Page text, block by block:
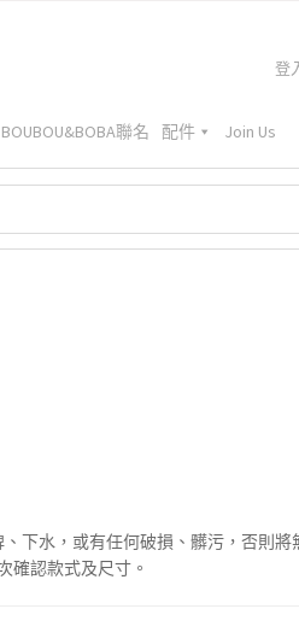
登
BOUBOU&BOBA聯名 配件 Join Us
下水，或有任何破損、髒污，否則將
確認款式及尺寸。